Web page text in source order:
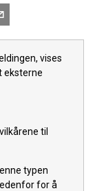
vises
eksterne
til
typen
for å